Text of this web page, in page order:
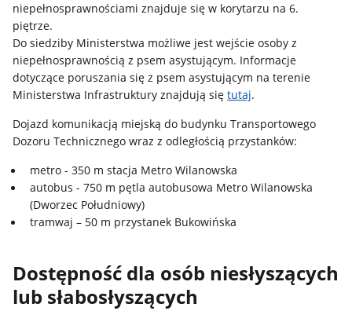
niepełnosprawnościami znajduje się w korytarzu na 6.
piętrze.
Do siedziby Ministerstwa możliwe jest wejście osoby z
niepełnosprawnością z psem asystującym. Informacje
dotyczące poruszania się z psem asystującym na terenie
Ministerstwa Infrastruktury znajdują siętutaj.
Dojazd komunikacją miejską do budynku Transportowego
Dozoru Technicznego wraz z odległością przystanków:
metro - 350 m stacja Metro Wilanowska
autobus - 750 m pętla autobusowa Metro Wilanowska
(Dworzec Południowy)
tramwaj – 50 m przystanek Bukowińska
Dostępność dla osób niesłyszących
lub słabosłyszących